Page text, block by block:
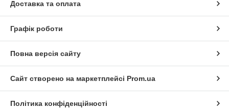
Доставка та оплата
Графік роботи
Повна версія сайту
Сайт створено на маркетплейсі Prom.ua
Політика конфіденційності